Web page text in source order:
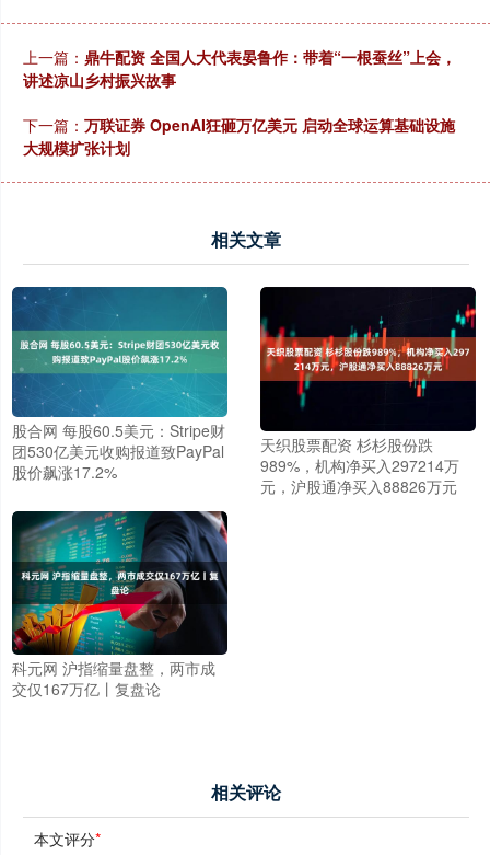
上一篇： 鼎牛配资 全国人大代表晏鲁作：带着“一根蚕丝”上会，
讲述凉山乡村振兴故事
下一篇： 万联证券 OpenAI狂砸万亿美元 启动全球运算基础设施
大规模扩张计划
相关文章
股合网 每股60.5美元：Stripe财
团530亿美元收购报道致PayPal
股价飙涨17.2%
天织股票配资 杉杉股份跌
989%，机构净买入297214万
元，沪股通净买入88826万元
科元网 沪指缩量盘整，两市成
交仅167万亿丨复盘论
相关评论
本文评分*